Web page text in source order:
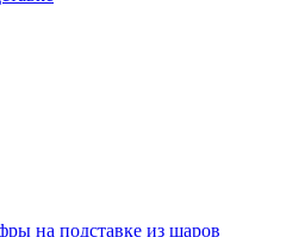
на подставке из шаров